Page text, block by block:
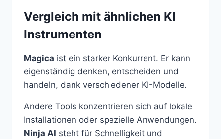
Vergleich mit ähnlichen KI
Instrumenten
Magica ist ein starker Konkurrent. Er kann
eigenständig denken, entscheiden und
handeln, dank verschiedener KI-Modelle.
Andere Tools konzentrieren sich auf lokale
Installationen oder spezielle Anwendungen.
Ninja AI steht für Schnelligkeit und